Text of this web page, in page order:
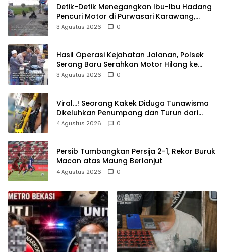
Detik-Detik Menegangkan Ibu-Ibu Hadang
Pencuri Motor di Purwasari Karawang,
Pelaku Lolos di Tengah Keramaian!
3 Agustus 2026 0
Hasil Operasi Kejahatan Jalanan, Polsek
Serang Baru Serahkan Motor Hilang ke
Pemilik
3 Agustus 2026 0
Viral…! Seorang Kakek Diduga Tunawisma
Dikeluhkan Penumpang dan Turun dari
TransJakarta Karena Bau Badan
4 Agustus 2026 0
Persib Tumbangkan Persija 2-1, Rekor Buruk
Macan atas Maung Berlanjut
4 Agustus 2026 0